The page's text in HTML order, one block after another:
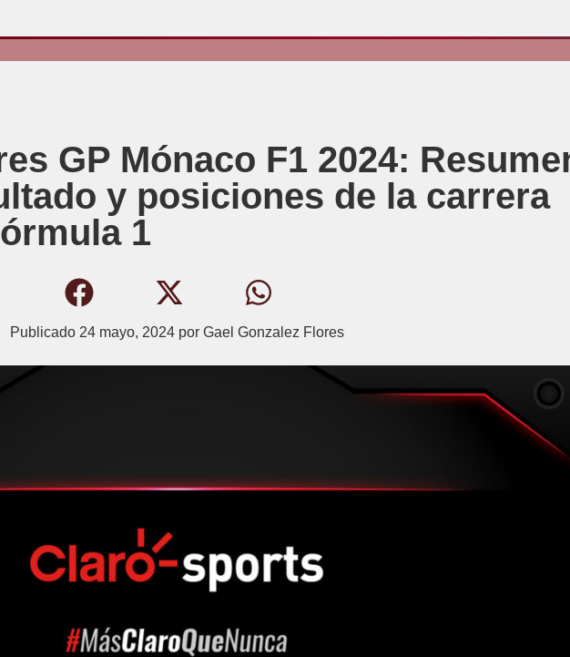
GP Mónaco F1 2024:
y posiciones de la carrera
1
Publicado 24 mayo, 2024por Gael Gonzalez Flores